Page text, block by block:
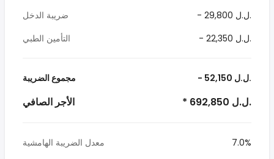
ضريبة الدخل
- 29,800 ل.ل.‎
التأمين الطبي
- 22,350 ل.ل.‎
مجموع الضريبة - 52,150 ل.ل.‎
الأجر الصافي * 692,850 ل.ل.‎
معدل الضريبة الهامشية
7.0%